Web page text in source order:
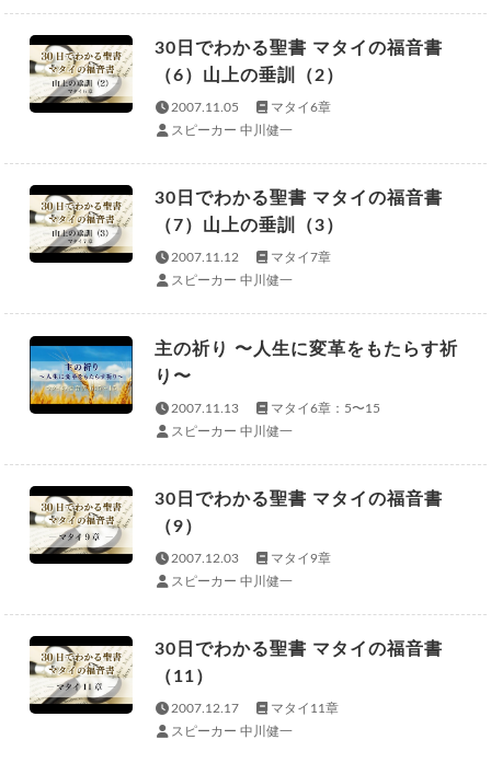
30日でわかる聖書 マタイの福音書
（6）山上の垂訓（2）
2007.11.05
マタイ6章
スピーカー 中川健一
30日でわかる聖書 マタイの福音書
（7）山上の垂訓（3）
2007.11.12
マタイ7章
スピーカー 中川健一
主の祈り 〜人生に変革をもたらす祈
り〜
2007.11.13
マタイ6章：5〜15
スピーカー 中川健一
30日でわかる聖書 マタイの福音書
（9）
2007.12.03
マタイ9章
スピーカー 中川健一
30日でわかる聖書 マタイの福音書
（11）
2007.12.17
マタイ11章
スピーカー 中川健一